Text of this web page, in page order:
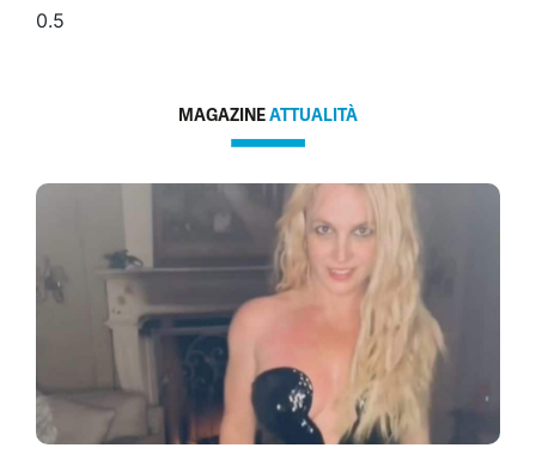
MAGAZINEATTUALITÀ